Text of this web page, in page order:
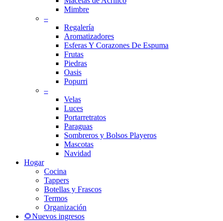
Mimbre
–
Regalería
Aromatizadores
Esferas Y Corazones De Espuma
Frutas
Piedras
Oasis
Popurri
–
Velas
Luces
Portarretratos
Paraguas
Sombreros y Bolsos Playeros
Mascotas
Navidad
Hogar
Cocina
Tappers
Botellas y Frascos
Termos
Organización
🌻Nuevos ingresos